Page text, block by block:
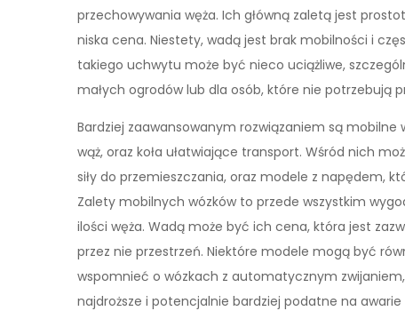
przechowywania węża. Ich główną zaletą jest
niska cena. Niestety, wadą jest brak mobilności i
takiego uchwytu może być nieco uciążliwe,
małych ogrodów lub dla osób, które nie potrzebują
Bardziej zaawansowanym rozwiązaniem są mobilne
wąż, oraz koła ułatwiające transport. Wśród nich
siły do przemieszczania, oraz modele z napędem,
Zalety mobilnych wózków to przede wszystkim
ilości węża. Wadą może być ich cena, która jest
przez nie przestrzeń. Niektóre modele mogą być
wspomnieć o wózkach z automatycznym
najdroższe i potencjalnie bardziej podatne na